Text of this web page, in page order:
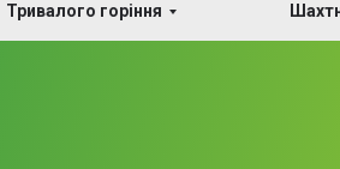
Тривалого горіння